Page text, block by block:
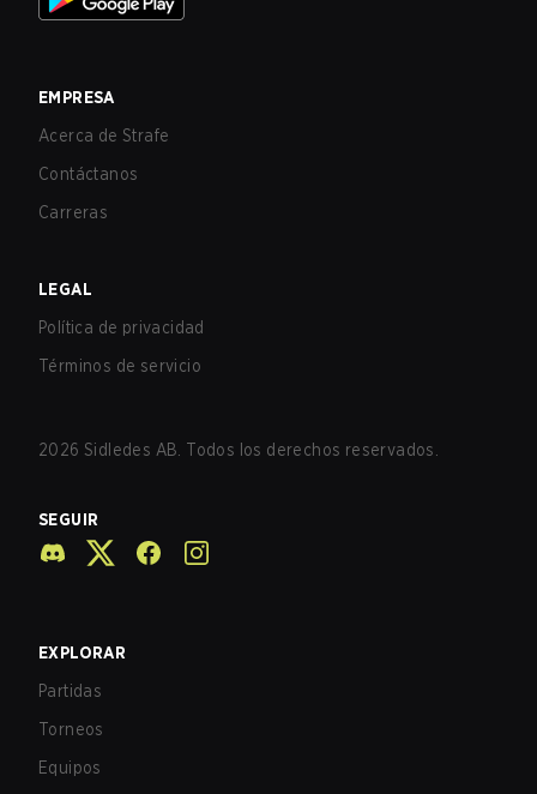
EMPRESA
Acerca de Strafe
Contáctanos
Carreras
LEGAL
Política de privacidad
Términos de servicio
2026 Sidledes AB. Todos los derechos reservados.
SEGUIR
EXPLORAR
Partidas
Torneos
Equipos